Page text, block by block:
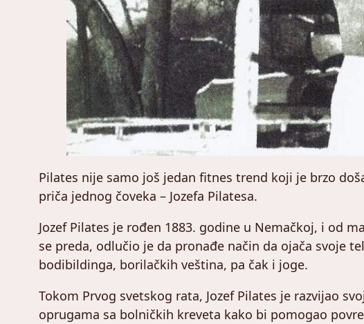
Pilates nije samo još jedan fitnes trend koji je brzo
priča jednog čoveka – Jozefa Pilatesa.
Jozef Pilates je rođen 1883. godine u Nemačkoj, i od
se preda, odlučio je da pronađe način da ojača svoje
bodibildinga, borilačkih veština, pa čak i joge.
Tokom Prvog svetskog rata, Jozef Pilates je razvijao
oprugama sa bolničkih kreveta kako bi pomogao